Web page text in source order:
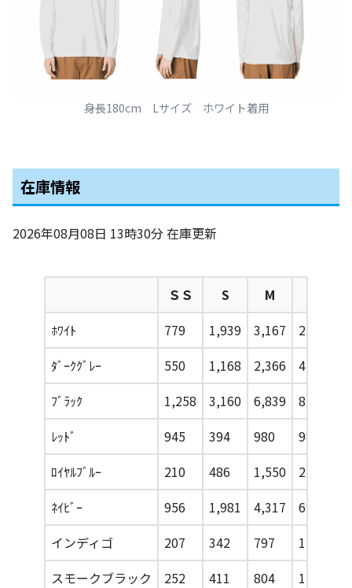
身長180cm Lサイズ ホワイト着用
在庫情報
2026年08月08日 13時30分在庫更新
ＳＳ S M
ﾎﾜｲﾄ
779 1,939 3,167 2,949
ﾀﾞｰｸｸﾞﾚｰ
550 1,168 2,366 4,565
ﾌﾞﾗｯｸ
1,258 3,160 6,839 8,235
ﾚｯﾄﾞ
945 394 980 988
ﾛｲﾔﾙﾌﾞﾙｰ
210 486 1,550 2,404
ﾈｲﾋﾞｰ
956 1,981 4,317 6,956
インディゴ
207 342 797 1,410
スモークブラック
252 411 804 1,391